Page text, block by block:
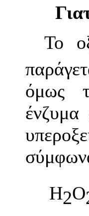
Το
όμως
H2O